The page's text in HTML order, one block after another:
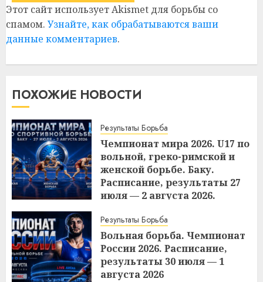
Этот сайт использует Akismet для борьбы со
спамом. Узнайте, как обрабатываются ваши
данные комментариев.
ПОХОЖИЕ НОВОСТИ
Результаты Борьба
Чемпионат мира 2026. U17 по
вольной, греко-римской и
женской борьбе. Баку.
Расписание, результаты 27
июля — 2 августа 2026.
Результаты Борьба
Вольная борьба. Чемпионат
России 2026. Расписание,
результаты 30 июля — 1
августа 2026